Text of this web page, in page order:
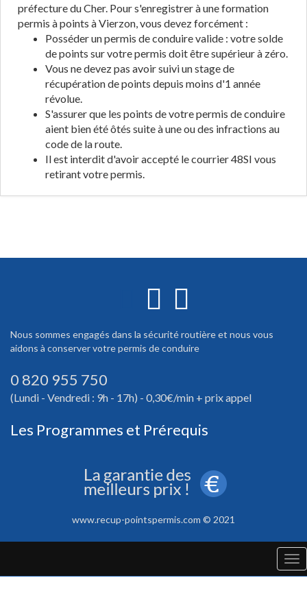
préfecture du Cher. Pour s'enregistrer à une formation
permis à points à Vierzon, vous devez forcément :
Posséder un permis de conduire valide : votre solde
de points sur votre permis doit être supérieur à zéro.
Vous ne devez pas avoir suivi un stage de
récupération de points depuis moins d'1 année
révolue.
S'assurer que les points de votre permis de conduire
aient bien été ôtés suite à une ou des infractions au
code de la route.
Il est interdit d'avoir accepté le courrier 48SI vous
retirant votre permis.
Nous sommes engagés dans la sécurité routière et nous vous
aidons à conserver votre permis de conduire
0 820 955 750
(Lundi - Vendredi : 9h - 17h) - 0,30€/min + prix appel
Les Programmes et Prérequis
www.recup-pointspermis.com © 2021